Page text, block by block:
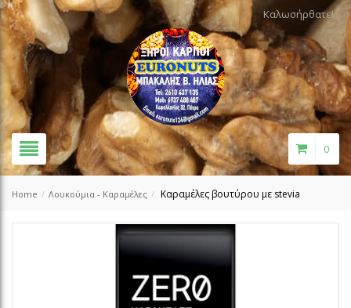
Καλωσήρθατε!
0
Home / Λουκούμια - Καραμέλες / Καραμέλες βουτύρου με stevia